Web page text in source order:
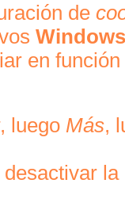
de
en
, luego Más,
desactivar